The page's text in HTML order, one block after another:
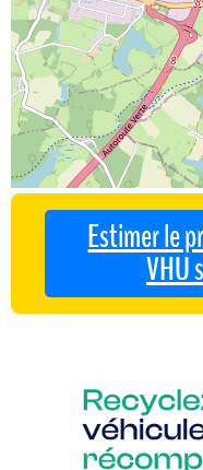
Estimer le
VHU